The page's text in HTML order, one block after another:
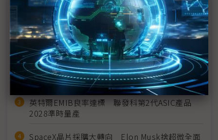
近７天熱門報導
MLCC訂單過熱、出貨比創高 村田示警全球AI基
建熱潮將趨緩
2027全年記憶體產能提前售罄 買家「祕而不
宣」只怕買不夠
英特爾EMIB良率達標 聯發科第2代ASIC產品
2028準時量產
SpaceX晶片採購大轉向 Elon Musk捨超微全面